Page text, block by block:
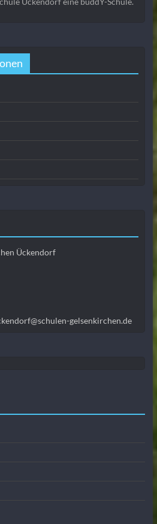
Ückendorf
gelsenkirchen.de